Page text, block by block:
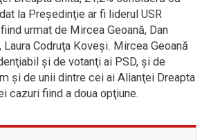
la Preşedinţie ar fi liderul USR
urmat de Mircea Geoană, Dan
Laura Codruţa Koveşi. Mircea Geoană
şi de votanţi ai PSD, şi de
şi de unii dintre cei ai Alianţei Dreapta
cazuri fiind a doua opţiune.